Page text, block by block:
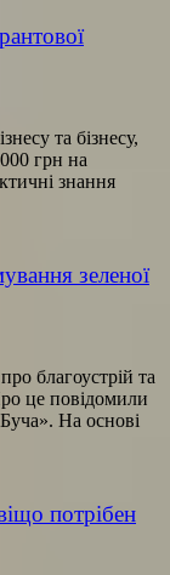
та бізнесу,
грн на
знання
зеленої
благоустрій та
це повідомили
Буча». На основі
потрібен